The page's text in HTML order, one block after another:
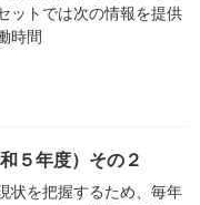
ットでは次の情報を提供
時間
５年度）その２
状を把握するため、毎年